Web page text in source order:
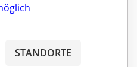
STANDORTE